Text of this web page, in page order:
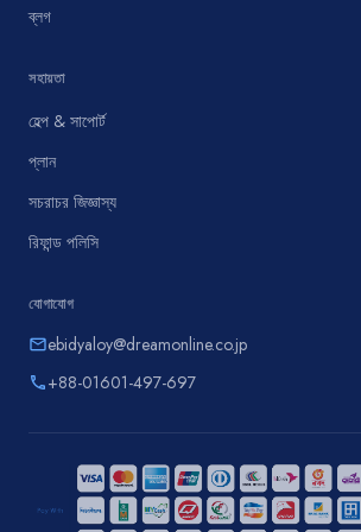
ব্লগ
সহায়তা
হেল্প & সাপোর্ট
প্লান
সচরাচর জিজ্ঞাস্য
রিফান্ড পলিসি
যোগাযোগ
emailebidyaloy@dreamonline.co.jp
phone+88-01601-497-697